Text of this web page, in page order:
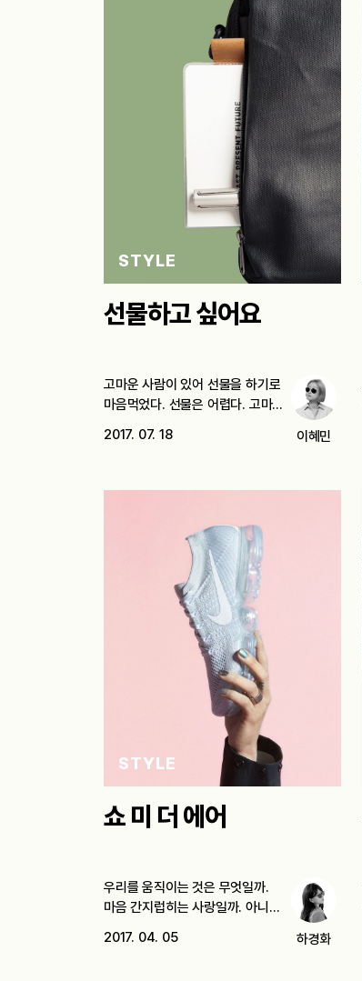
STYLE
선물하고 싶어요
고마운 사람이 있어 선물을 하기로
마음먹었다. 선물은 어렵다. 고마운
2017. 07. 18 이혜민
STYLE
쇼 미 더 에어
우리를 움직이는 것은 무엇일까.
마음 간지럽히는 사랑일까. 아니면
2017. 04. 05 하경화